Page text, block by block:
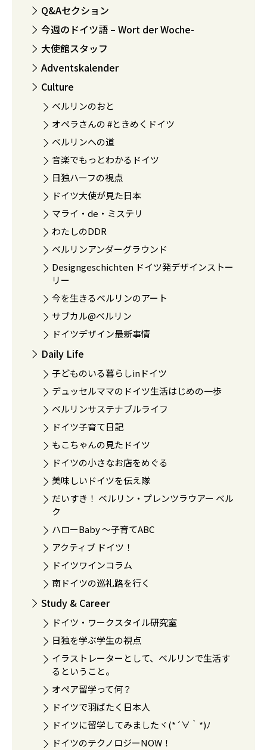
Q&Aセクション
今週のドイツ語 – Wort der Woche-
大使館スタッフ
Adventskalender
Culture
ベルリンのおと
オペラさんの #ときめくドイツ
ベルリンへの道
音楽でもっとわかるドイツ
日独ハーフの視点
ドイツ大使が見た日本
マライ・de・ミステリ
わたしのDDR
ベルリンアンダーグラウンド
Designgeschichten ドイツ発デザインストー
リー
今を生きるベルリンのアート
サブカル@ベルリン
ドイツデザイン最新事情
Daily Life
子どものいる暮らしinドイツ
デュッセルママのドイツ生活はじめの一歩
ベルリンサステナブルライフ
ドイツ子育て日記
もこちゃんの見たドイツ
ドイツの小さなお店をめぐる
美味しいドイツを伝え隊
だいすき！ ベルリン・プレンツラウアー ベル
ク
ハローBaby 〜子育てABC
アクティブ ドイツ！
ドイツワインコラム
南ドイツの巡礼路を行く
Study & Career
ドイツ・ワークスタイル研究室
日独を学ぶ学生の視点
イラストレーターとして、ベルリンで生活す
るということ。
オペア留学って何？
ドイツで羽ばたく日本人
ドイツに留学してみましたヾ(*´∀｀*)ﾉ
ドイツのテクノロジーNOW！